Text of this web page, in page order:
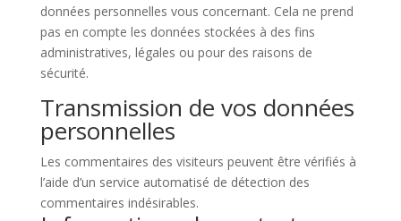
données personnelles vous concernant. Cela ne prend
pas en compte les données stockées à des fins
administratives, légales ou pour des raisons de
sécurité.
Transmission de vos données
personnelles
Les commentaires des visiteurs peuvent être vérifiés à
l’aide d’un service automatisé de détection des
commentaires indésirables.